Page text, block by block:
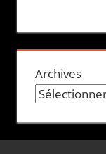
Archives